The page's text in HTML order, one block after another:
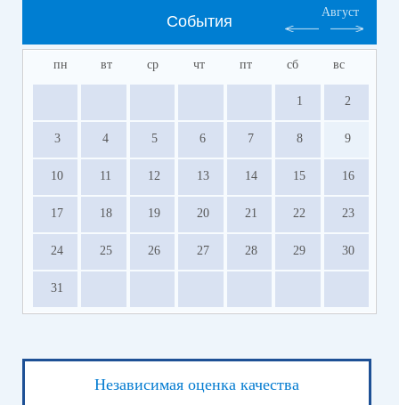
События
Август
пн вт ср чт пт сб вс
1 2
3 4 5 6 7 8 9
10 11 12 13 14 15 16
17 18 19 20 21 22 23
24 25 26 27 28 29 30
31
Независимая оценка качества